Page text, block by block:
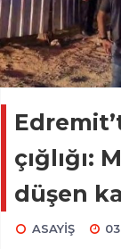
çığlığı:
düşen
ASAYİŞ